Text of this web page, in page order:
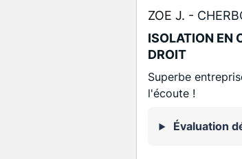
ZOE J. -
ISOLATION EN
DROIT
Superbe
l'écoute !
Évaluation